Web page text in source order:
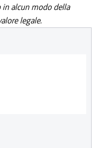
alcun modo della
legale.